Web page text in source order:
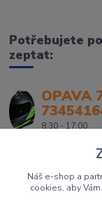
Potřebujete
zeptat:
OPAVA
8:30 - 17:00
Náš e-shop a
cookies, aby